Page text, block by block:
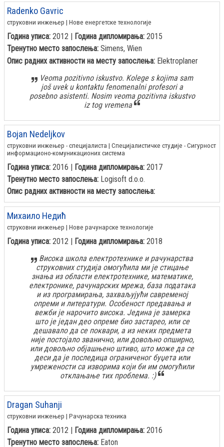
Radenko Gavric
струковни инжењер | Нове енергетске технологије
Година уписа: 2012 | Година дипломирања: 2015
Тренутно место запослења: Simens, Wien
Опис радних активности на месту запослења: Elektroplaner
Veoma pozitivno iskustvo. Kolege s kojima sam
još uvek u kontaktu fenomenalni profesori a
posebno asistenti. Nosim veoma pozitivna iskustvo
iz tog vremena
Bojan Nedeljkov
струковни инжењер - специјалиста | Специјалистичке студије - Сигурност
информационо-комуникационих система
Година уписа: 2016 | Година дипломирања: 2017
Тренутно место запослења: Logisoft d.o.o.
Опис радних активности на месту запослења:
Михаило Недић
струковни инжењер | Нове рачунарске технологије
Година уписа: 2012 | Година дипломирања: 2018
Висока школа електротехнике и рачунарства
струковних студија омогућила ми је стицање
знања из области електротехнике, математике,
електронике, рачунарских мрежа, база података
и из програмирања, захваљујући савременој
опреми и литератури. Особеност предавања и
вежби је нарочито висока. Jедина је замерка
што је један део опреме био застарео, или се
дешавало да се поквари, а из неких предмета
није постојало званично, или довољно опширно,
или довољно објашњено штиво, што може да се
деси да је последица ограниченог буџета или
умрежености са изворима који би им омогућили
отклањање тих проблема. :)
Dragan Suhanji
струковни инжењер | Рачунарска техника
Година уписа: 2012 | Година дипломирања: 2016
Тренутно место запослења: Eaton